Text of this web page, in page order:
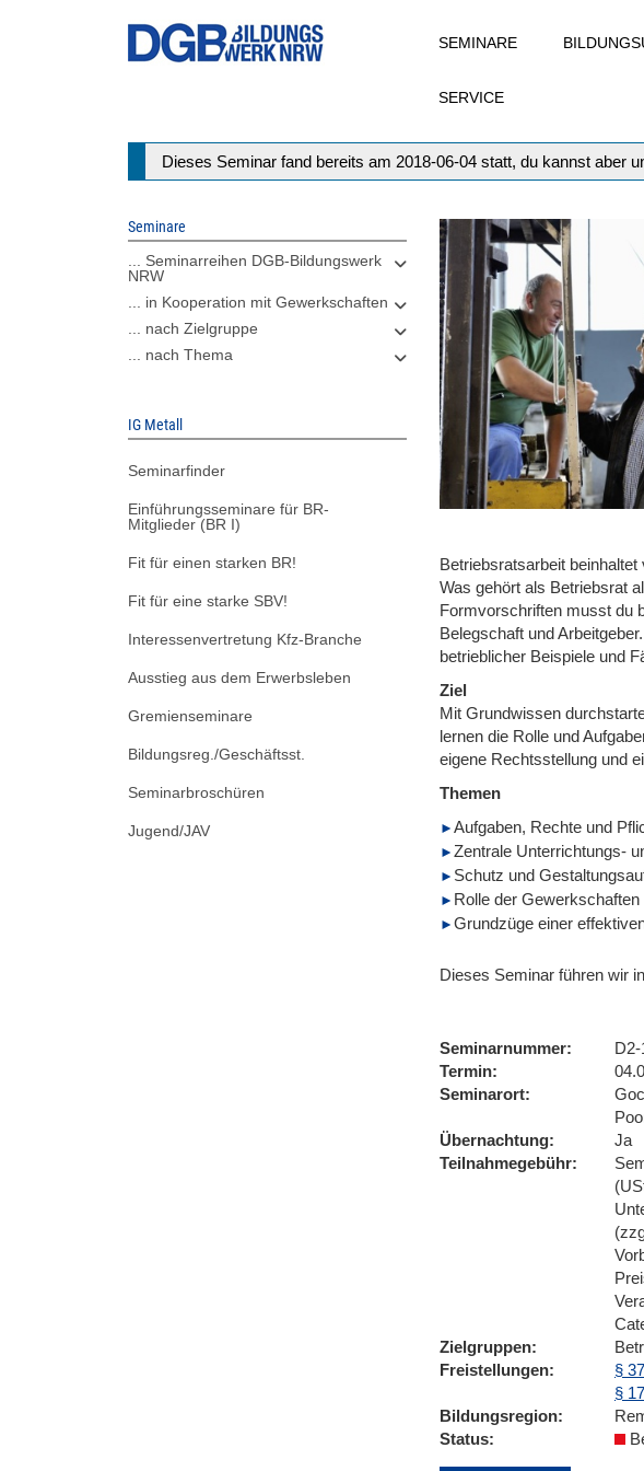
SEMINARE
SERVICE
Statusmeldung
Dieses Seminar fand bereits am 2018-06-04 statt, du kannst aber
Seminare
... Seminarreihen DGB-Bildungswerk
NRW
... in Kooperation mit Gewerkschaften
... nach Zielgruppe
... nach Thema
IG Metall
Seminarfinder
Einführungsseminare für BR-
Mitglieder (BR I)
Fit für einen starken BR!
Fit für eine starke SBV!
Interessenvertretung Kfz-Branche
Ausstieg aus dem Erwerbsleben
Gremienseminare
Bildungsreg./Geschäftsst.
Seminarbroschüren
Jugend/JAV
Betriebsratsarbeit
Was gehört als Betriebsrat
Formvorschriften musst du
Belegschaft und
betrieblicher Beispiele und
Ziel
Mit Grundwissen
lernen die Rolle und
eigene Rechtsstellung und
Themen
Aufgaben, Rechte und
Zentrale Unterrichtungs-
Schutz und
Rolle der
Grundzüge einer
Dieses Seminar führen wir in
Seminarnummer
Termin
Seminarort
Übernachtung
Ja
Teilnahmegebühr
Zielgruppen
Freistellungen
§
§
Bildungsregion
Status